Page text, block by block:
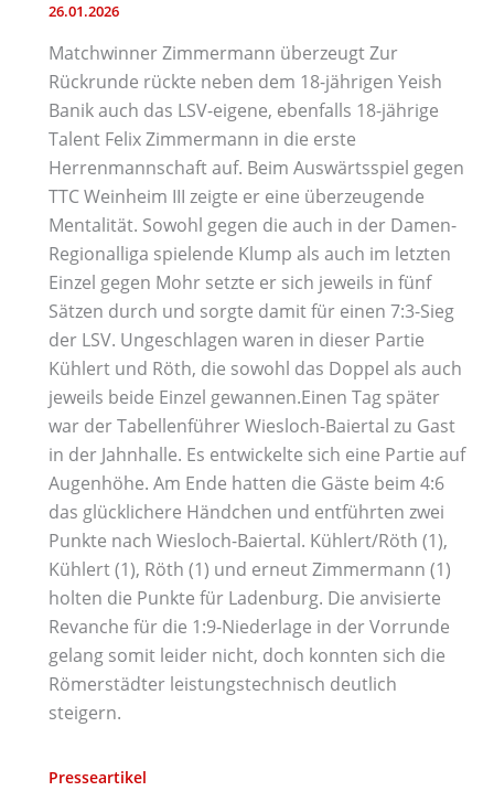
26.01.2026
Matchwinner Zimmermann überzeugt Zur
Rückrunde rückte neben dem 18-jährigen Yeish
Banik auch das LSV-eigene, ebenfalls 18-jährige
Talent Felix Zimmermann in die erste
Herrenmannschaft auf. Beim Auswärtsspiel gegen
TTC Weinheim III zeigte er eine überzeugende
Mentalität. Sowohl gegen die auch in der Damen-
Regionalliga spielende Klump als auch im letzten
Einzel gegen Mohr setzte er sich jeweils in fünf
Sätzen durch und sorgte damit für einen 7:3-Sieg
der LSV. Ungeschlagen waren in dieser Partie
Kühlert und Röth, die sowohl das Doppel als auch
jeweils beide Einzel gewannen.Einen Tag später
war der Tabellenführer Wiesloch-Baiertal zu Gast
in der Jahnhalle. Es entwickelte sich eine Partie auf
Augenhöhe. Am Ende hatten die Gäste beim 4:6
das glücklichere Händchen und entführten zwei
Punkte nach Wiesloch-Baiertal. Kühlert/Röth (1),
Kühlert (1), Röth (1) und erneut Zimmermann (1)
holten die Punkte für Ladenburg. Die anvisierte
Revanche für die 1:9-Niederlage in der Vorrunde
gelang somit leider nicht, doch konnten sich die
Römerstädter leistungstechnisch deutlich
steigern.
Presseartikel